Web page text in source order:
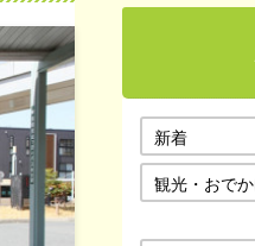
新着
観光・おで